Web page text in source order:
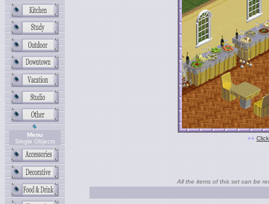
Menu
Single Objects
++
All the items of this set can be